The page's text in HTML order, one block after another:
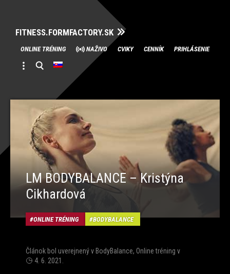
FITNESS.FORMFACTORY.SK
Skip
to
content
ONLINE TRÉNING NAŽIVO CVIKY CENNÍK PRIHLÁSENIE
LM BODYBALANCE – Kristýna
Cikhardová
ONLINE TRÉNING BODYBALANCE
Článok bol uverejnený vBodyBalance, Online tréning v
4. 6. 2021